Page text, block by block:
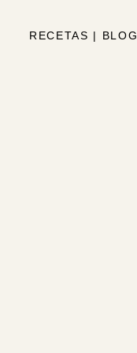
RECETAS | BLOG